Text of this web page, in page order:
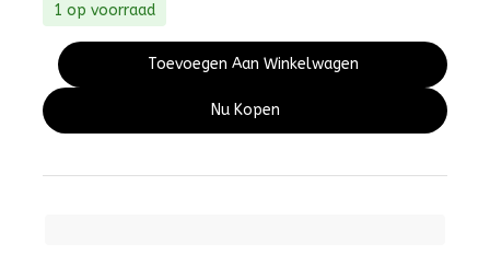
1 op voorraad
Toevoegen Aan Winkelwagen
Nu Kopen